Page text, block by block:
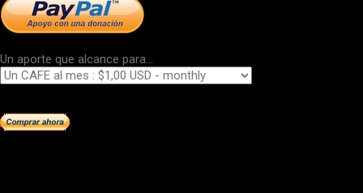
Un aporte que alcance para...